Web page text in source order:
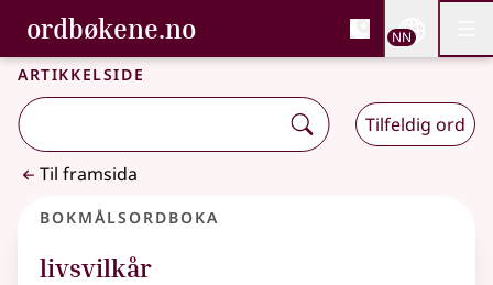
Gå til hovudinnhald
Tilgjenge
ordbøkene.no, Bokmålsordboka og
Bokmålsordboka og Nynorskordboka
NN
Artikkelside
Tilfeldig ord
Til framsida
Bokmålsordboka
livsvilkår